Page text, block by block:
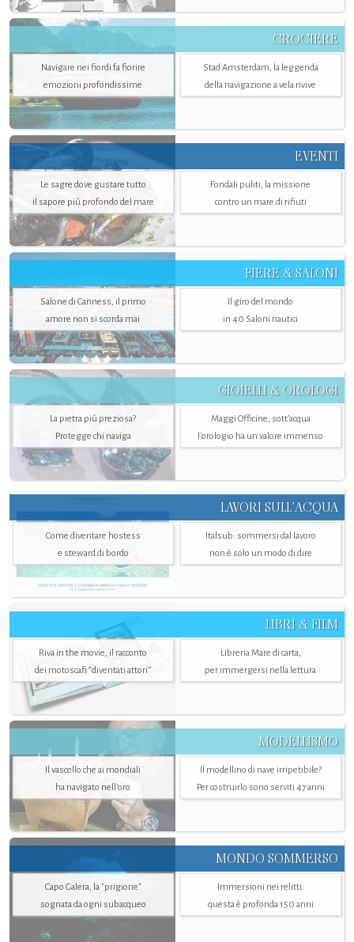
CROCIERE
Navigare nei fiordi fa fiorire
emozioni profondissime
Stad Amsterdam, la leggenda
della navigazione a vela rivive
EVENTI
Le sagre dove gustare tutto
il sapore più profondo del mare
Fondali puliti, la missione
contro un mare di rifiuti
FIERE & SALONI
Salone di Canness, il primo
amore non si scorda mai
Il giro del mondo
in 40 Saloni nautici
GIOIELLI & OROLOGI
La pietra più preziosa?
Protegge chi naviga
Maggi Officine, sott’acqua
l'orologio ha un valore immenso
LAVORI SULL’ACQUA
Come diventare hostess
e steward di bordo
Italsub: sommersi dal lavoro
non è solo un modo di dire
LIBRI & FILM
Riva in the movie, il racconto
dei motoscafi “diventati attori”
Libreria Mare di carta,
per immergersi nella lettura
MODELLISMO
Il vascello che ai mondiali
ha navigato nell’oro
Il modellino di nave irripetibile?
Per costruirlo sono serviti 47 anni
MONDO SOMMERSO
Capo Galera, la "prigione"
sognata da ogni subacqueo
Immersioni nei relitti:
questa è profonda 150 anni